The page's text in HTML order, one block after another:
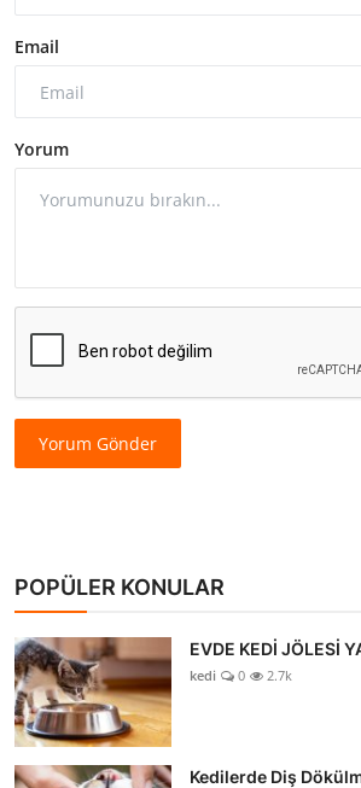
Email
Yorum
Yorum Gönder
POPÜLER KONULAR
EVDE KEDİ JÖLESİ
kedi 0 2.7k
Kedilerde Diş